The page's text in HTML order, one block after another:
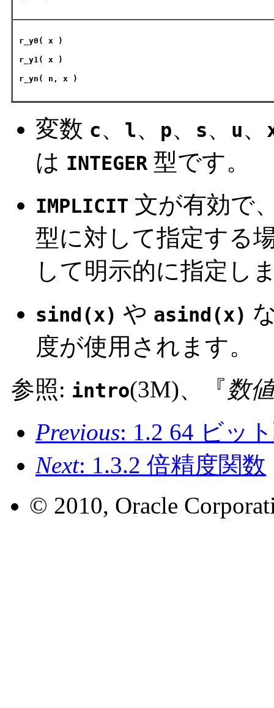
r_y0( x )
r_y1( x )
r_yn( n, x )
変数 c、 l、 p、 s、 u、
は INTEGER 型です。
IMPLICIT 文が有効で
型に対して指定する
して明示的に指定し
sind(x) や asind(x)
度が使用されます。
参照: intro(3M)、『数
Previous: 1.2 64 ビッ
Next: 1.3.2 倍精度関数
© 2010, Oracle